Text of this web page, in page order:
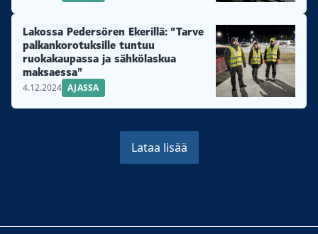
Lakossa Pedersören Ekerillä: ”Tarve
palkankorotuksille tuntuu
ruokakaupassa ja sähkölaskua
maksaessa”
4.12.2024 AJASSA
Lataa lisää